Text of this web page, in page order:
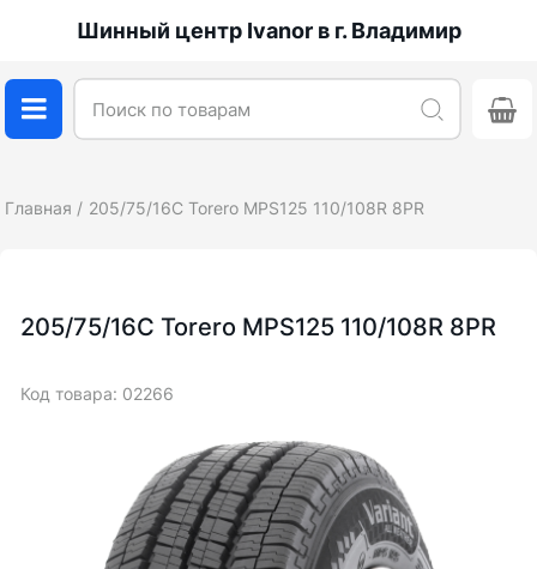
Шинный центр Ivanor в г. Владимир
Главная 205/75/16C Torero MPS125 110/108R 8PR
205/75/16C Torero MPS125 110/108R 8PR
Код товара: 02266